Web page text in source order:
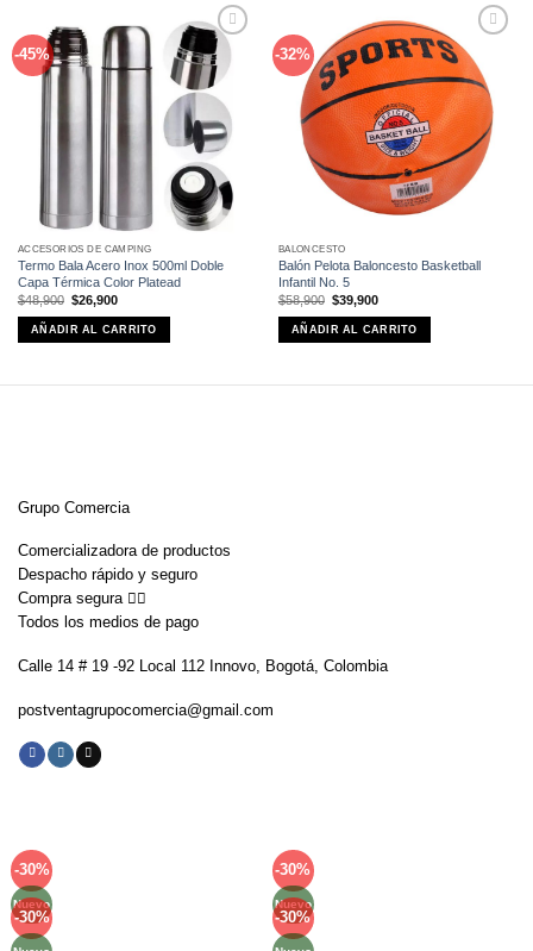
-45%
Añadir
a la
lista de
deseos
ACCESORIOS DE CAMPING
Termo Bala Acero Inox 500ml Doble
Capa Térmica Color Platead
$48,900 El
precio
original
era:
$48,900.
$26,900El
actual
es:
$26,900.
AÑADIR AL CARRITO
-32%
lista de
deseos
BALONCESTO
Balón Pelota Baloncesto Basketball
Infantil No. 5
$58,900 El
precio
original
era:
$58,900.
$39,900El
actual
es:
$39,900.
AÑADIR AL CARRITO
Grupo Comercia
Comercializadora de productos
Despacho rápido y seguro
Compra segura 👇🏼
Todos los medios de pago
Calle 14 # 19 -92 Local 112 Innovo, Bogotá, Colombia
postventagrupocomercia@gmail.com
-30%
Nuevo
-30%
Nuevo
-30% -30%